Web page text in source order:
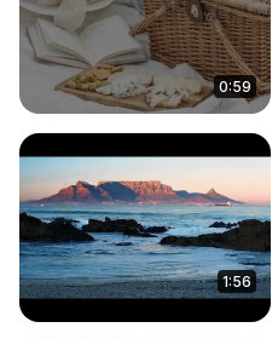
0:59
1:56